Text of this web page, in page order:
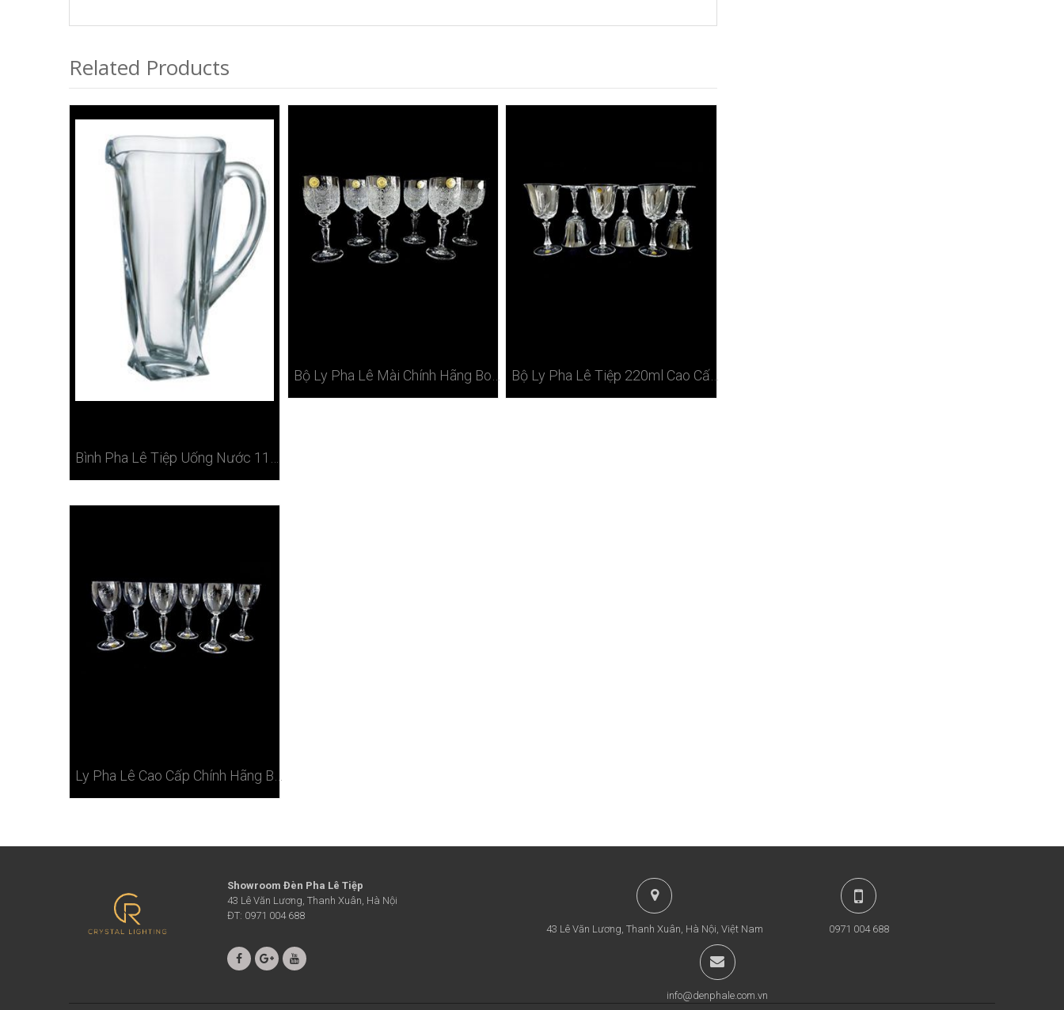
Related Products
Bình Pha Lê Tiệp Uống Nước 1100ml Ở Hà Nội
Showroom Đèn Pha Lê Tiệp
43 Lê Văn Lương, Thanh Xuân, Hà Nội
ĐT: 0971 004 688
43 Lê Văn Lương, Thanh Xuân, Hà Nội, Việt Nam
0971 004 688
info@denphale.com.vn